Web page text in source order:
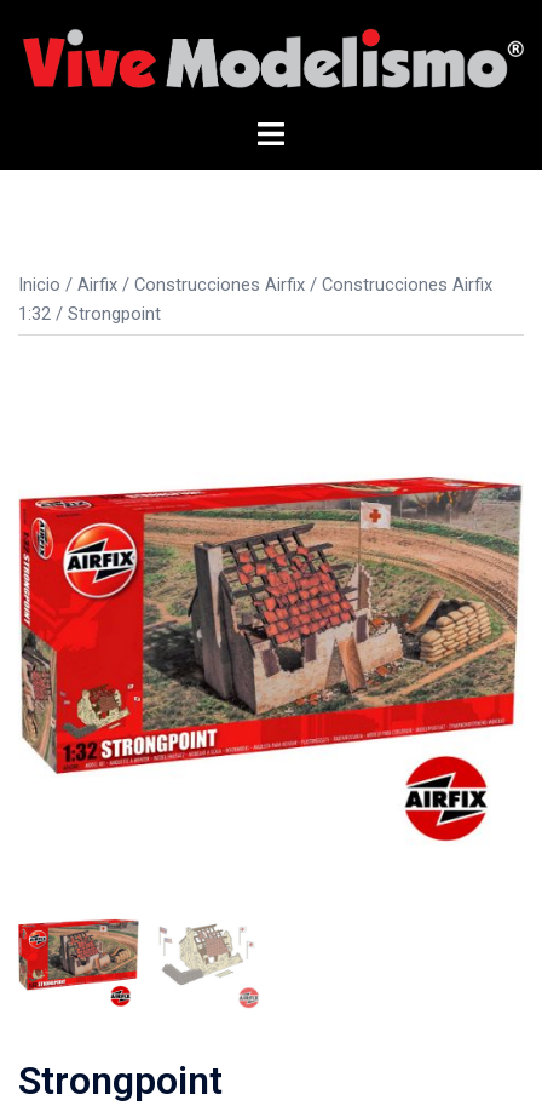
contenido
Alternar
Inicio / Airfix / Construcciones Airfix / Construcciones Airfix
1:32 / Strongpoint
Strongpoint